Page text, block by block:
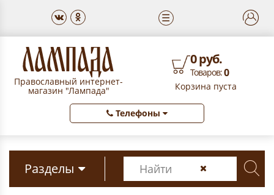
☰
Православный интернет-
магазин "Лампада"
0 руб.
Товаров:0
Корзина пуста
Телефоны
Разделы